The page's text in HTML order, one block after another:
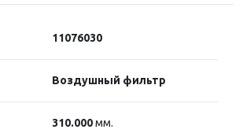
11076030
Воздушный фильтр
310.000мм.